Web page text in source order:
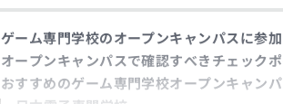
ゲーム専門学校のオープンキャンパスに参
オープンキャンパスで確認すべきチェック
おすすめのゲーム専門学校オープンキャン